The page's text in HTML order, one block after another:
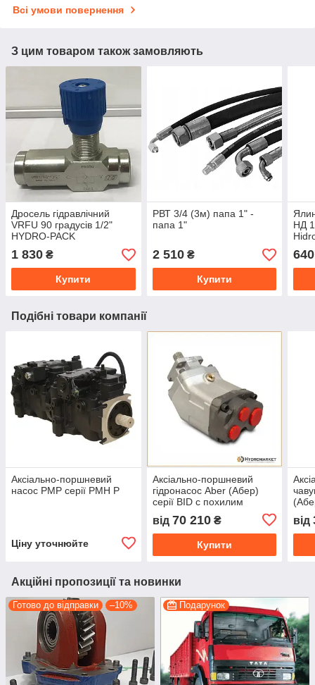
Всі умови повернення
З цим товаром також замовляють
Дросель гідравлічний
VRFU 90 градусів 1/2"
HYDRO-PACK
1 830 ₴
Купити
РВТ 3/4 (3м) папа 1" -
папа 1"
2 510₴
Купити
НД
640
Подібні товари компанії
Аксіально-поршневий
насос PMP серії PMH P
Ціну уточнюйте
Аксіально-поршневий
гідронасос Aber (Абер)
серії BID c похилим
від 70 210₴
Купити
від
Акційні пропозиції та новинки
Готово до відправки –10% Подарунок